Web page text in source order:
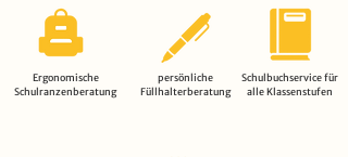
Ergonomische
Schulranzenberatung
Schulbuchservice für
alle Klassenstufen
persönliche
Füllhalterberatung